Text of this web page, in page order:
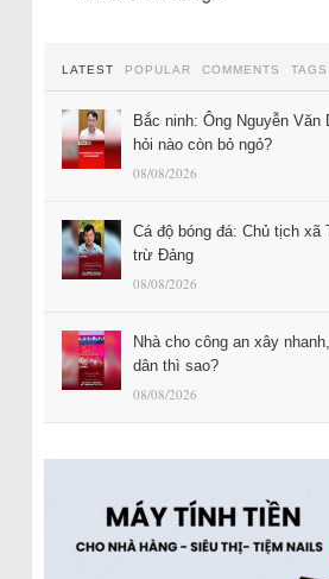
LATEST POPULAR COMMENTS TAGS
Bắc ninh: Ông Nguyễn
hỏi nào còn bỏ ngỏ?
08/08/2026
Cá độ bóng đá: Chủ tịch xã
trừ Đảng
08/08/2026
Nhà cho công an xây
dân thì sao?
08/08/2026